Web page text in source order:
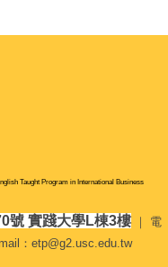
Taught Program in International Business
號 實踐大學L棟3樓｜ 電
：etp@g2.usc.edu.tw